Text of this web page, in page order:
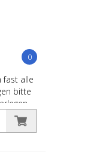
0
fast alle
bitte